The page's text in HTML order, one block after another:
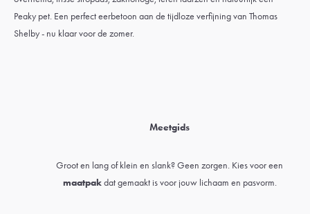
Peaky pet. Een perfect eerbetoon aan de tijdloze verfijning van Thomas
Shelby - nu klaar voor de zomer.
Meetgids
Groot en lang of klein en slank? Geen zorgen. Kies voor een
maatpakdat gemaakt is voor jouw lichaam en pasvorm.